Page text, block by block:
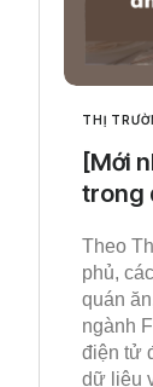
THỊ
[Mới
trong
Theo
phủ,
quán
ngành
điện tử
dữ liệu